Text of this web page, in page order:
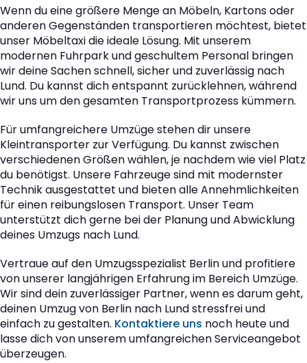
Wenn du eine größere Menge an Möbeln, Kartons oder
anderen Gegenständen transportieren möchtest, bietet
unser Möbeltaxi die ideale Lösung. Mit unserem
modernen Fuhrpark und geschultem Personal bringen
wir deine Sachen schnell, sicher und zuverlässig nach
Lund. Du kannst dich entspannt zurücklehnen, während
wir uns um den gesamten Transportprozess kümmern.
Für umfangreichere Umzüge stehen dir unsere
Kleintransporter zur Verfügung. Du kannst zwischen
verschiedenen Größen wählen, je nachdem wie viel Platz
du benötigst. Unsere Fahrzeuge sind mit modernster
Technik ausgestattet und bieten alle Annehmlichkeiten
für einen reibungslosen Transport. Unser Team
unterstützt dich gerne bei der Planung und Abwicklung
deines Umzugs nach Lund.
Vertraue auf den Umzugsspezialist Berlin und profitiere
von unserer langjährigen Erfahrung im Bereich Umzüge.
Wir sind dein zuverlässiger Partner, wenn es darum geht,
deinen Umzug von Berlin nach Lund stressfrei und
einfach zu gestalten. Kontaktiere uns noch heute und
lasse dich von unserem umfangreichen Serviceangebot
überzeugen.